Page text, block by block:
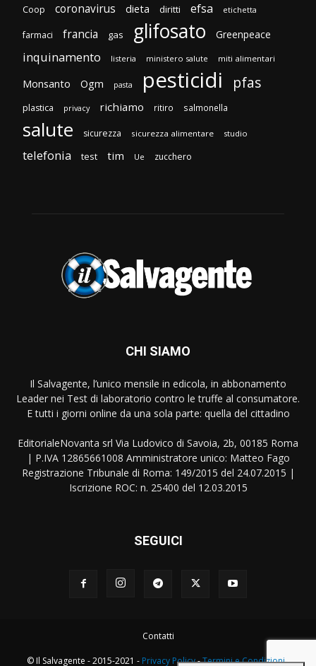
Coop coronavirus dieta diritti efsa etichetta
farmaci francia gas glifosato Greenpeace
inquinamento listeria ministero salute miti alimentari
Monsanto Ogm pasta pesticidi pfas
plastica privacy richiamo ritiro salmonella
salute sicurezza sicurezza alimentare studio
telefonia test tim Ue zucchero
CHI SIAMO
Il Salvagente, l’unico mensile in edicola, in abbonamento
Leader nei Test di laboratorio contro le truffe al consumatore.
E tutti i giorni online da una sola parte: quella del cittadino
EditorialeNovanta srl Via Ludovico di Savoia, 2b, 00185 Roma
| P.IVA 12865661008 Amministratore unico: Matteo Fago
Registrazione Tribunale di Roma: 149/2015 del 24.07.2015 |
Iscrizione ROC: n. 25400 del 12.03.2015
SEGUICI
Contatti
© Il Salvagente - 2015-2021 - Privacy Policy-Termini e Condizioni-